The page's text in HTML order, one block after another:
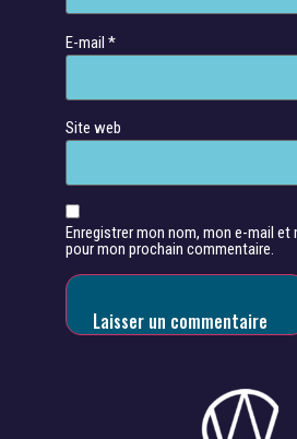
E-mail *
Site web
Enregistrer mon nom, mon e-mail
pour mon prochain commentaire.